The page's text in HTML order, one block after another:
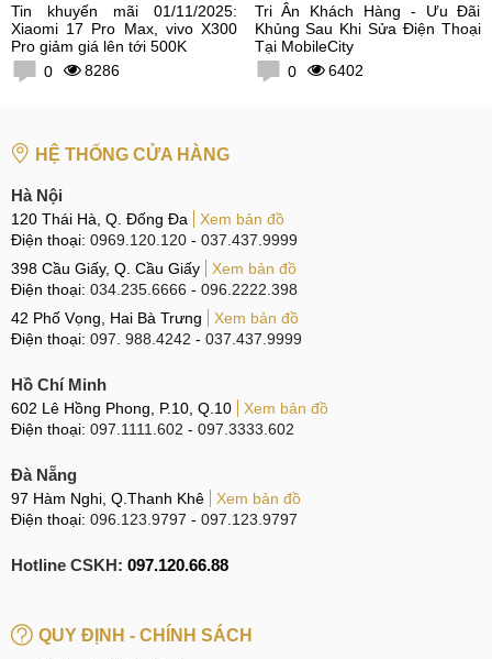
Tin khuyến mãi 01/11/2025:
Xiaomi 17 Pro Max, vivo X300
Pro giảm giá lên tới 500K
0
8286
Tri Ân Khách Hàng - Ưu Đãi
Khủng Sau Khi Sửa Điện Thoại
Tại MobileCity
0
6402
HỆ THỐNG CỬA HÀNG
Hà Nội
120 Thái Hà, Q. Đống Đa
Xem bản đồ
Điện thoại: 0969.120.120 - 037.437.9999
398 Cầu Giấy, Q. Cầu Giấy
Xem bản đồ
Điện thoại: 034.235.6666 - 096.2222.398
42 Phố Vọng, Hai Bà Trưng
Xem bản đồ
Điện thoại: 097. 988.4242 - 037.437.9999
Hồ Chí Minh
602 Lê Hồng Phong, P.10, Q.10
Xem bản đồ
Điện thoại: 097.1111.602 - 097.3333.602
Đà Nẵng
97 Hàm Nghi, Q.Thanh Khê
Xem bản đồ
Điện thoại: 096.123.9797 - 097.123.9797
Hotline CSKH: 097.120.66.88
QUY ĐỊNH - CHÍNH SÁCH